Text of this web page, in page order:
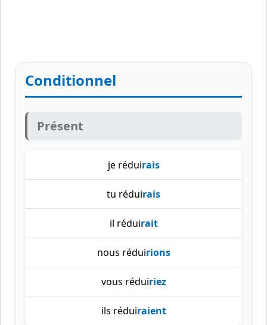
Conditionnel
Présent
je réduirais
tu réduirais
il réduirait
nous réduirions
vous réduiriez
ils réduiraient